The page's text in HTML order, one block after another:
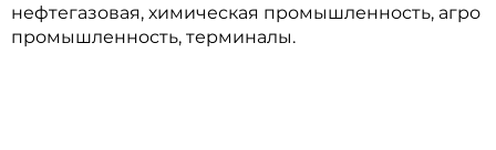
нефтегазовая, химическая промышленность, агро
промышленность, терминалы.